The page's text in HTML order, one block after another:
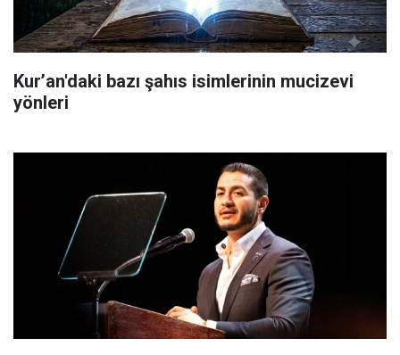
Kur’an'daki bazı şahıs isimlerinin mucizevi
yönleri